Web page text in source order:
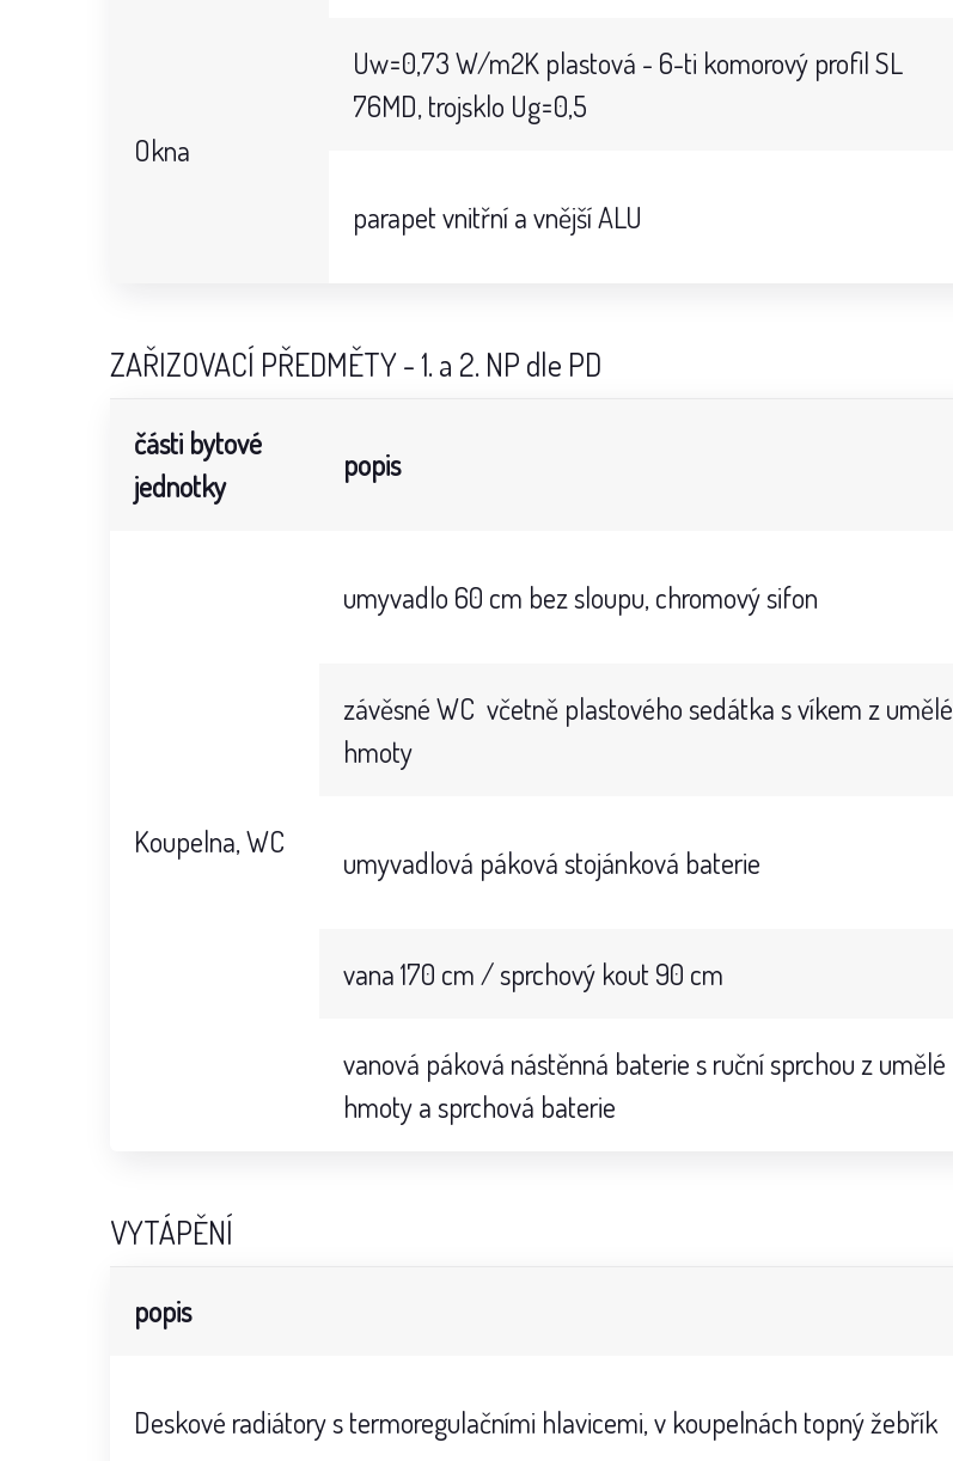
Okna
Uw=0,73 W/m2K plastová - 6-ti komorový profil SL
76MD, trojsklo Ug=0,5
parapet vnitřní a vnější ALU
ZAŘIZOVACÍ PŘEDMĚTY - 1. a 2. NP dle PD
části bytové
jednotky
popis
Koupelna, WC
umyvadlo 60 cm bez sloupu, chromový sifon
závěsné WC včetně plastového sedátka s víkem z umělé
hmoty
umyvadlová páková stojánková baterie
vana 170 cm / sprchový kout 90 cm
vanová páková nástěnná baterie s ruční sprchou z umělé
hmoty a sprchová baterie
VYTÁPĚNÍ
popis
Deskové radiátory s termoregulačními hlavicemi, v koupelnách topný žebřík